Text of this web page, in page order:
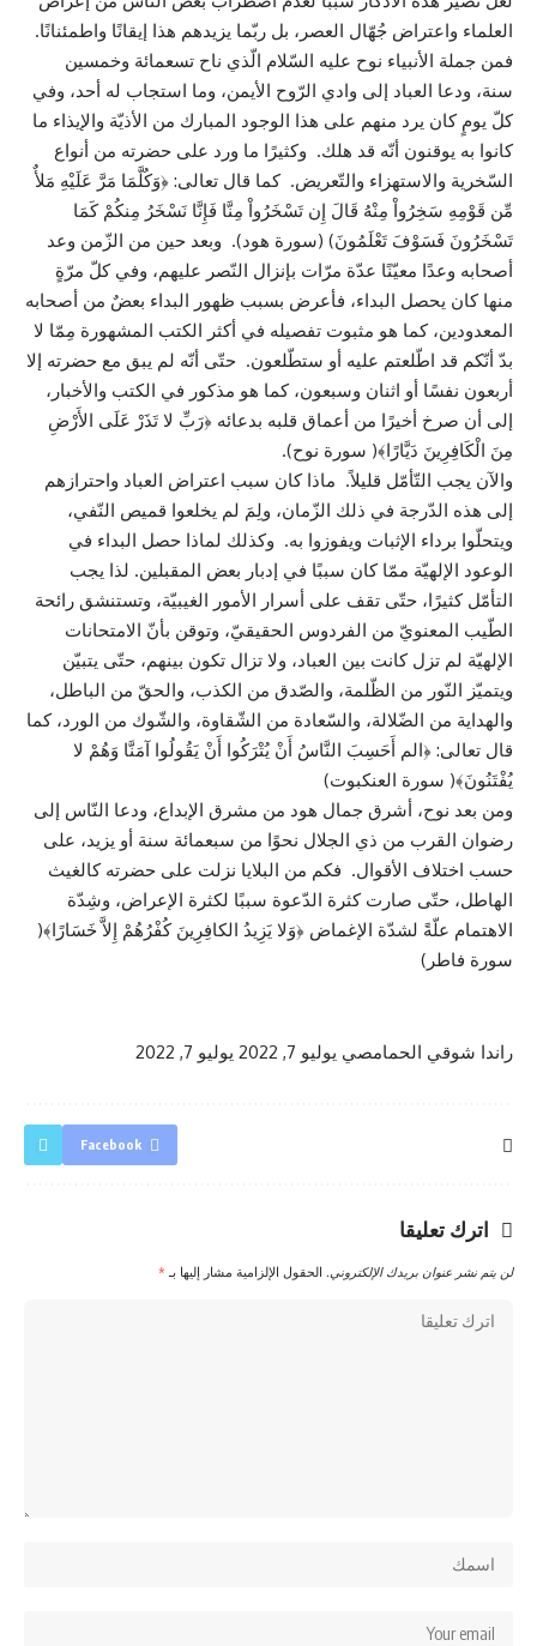
العلماء واعتراض جُهّال العصر، بل ربّما يزيدهم هذا إيقانًا واطمئنانًا.
فمن جملة الأنبياء نوح عليه السّلام الّذي ناح تسعمائة وخمسين
سنة، ودعا العباد إلى وادي الرّوح الأيمن، وما استجاب له أحد، وفي
كلّ يومٍ كان يرد منهم على هذا الوجود المبارك من الأذيّة والإيذاء ما
كانوا به يوقنون أنّه قد هلك. وكثيرًا ما ورد على حضرته من أنواع
السّخرية والاستهزاء والتّعريض. كما قال تعالى: ﴿وَكُلَّمَا مَرَّ عَلَيْهِ مَلأٌ
مِّن قَوْمِهِ سَخِرُواْ مِنْهُ قَالَ إِن تَسْخَرُواْ مِنَّا فَإِنَّا نَسْخَرُ مِنكُمْ كَمَا
تَسْخَرُونَ فَسَوْفَ تَعْلَمُونَ) (سورة هود). وبعد حين من الزّمن وعد
أصحابه وعدًا معيّنًا عدّة مرّات بإنزال النّصر عليهم، وفي كلّ مرّةٍ
منها كان يحصل البداء، فأعرض بسبب ظهور البداء بعضٌ من أصحابه
المعدودين، كما هو مثبوت تفصيله في أكثر الكتب المشهورة مِمّا لا
بدّ أنّكم قد اطّلعتم عليه أو ستطّلعون. حتّى أنّه لم يبق مع حضرته إلا
أربعون نفسًا أو اثنان وسبعون، كما هو مذكور في الكتب والأخبار،
إلى أن صرخ أخيرًا من أعماق قلبه بدعائه ﴿رَبِّ لا تَذَرْ عَلَى الأَرْضِ
مِنَ الْكَافِرِينَ دَيَّارًا﴾( سورة نوح).
والآن يجب التّأمّل قليلاً. ماذا كان سبب اعتراض العباد واحترازهم
إلى هذه الدّرجة في ذلك الزّمان، ولِمَ لم يخلعوا قميص النّفي،
ويتحلّوا برداء الإثبات ويفوزوا به. وكذلك لماذا حصل البداء في
الوعود الإلهيّة ممّا كان سببًا في إدبار بعض المقبلين. لذا يجب
التأمّل كثيرًا، حتّى تقف على أسرار الأمور الغيبيّة، وتستنشق رائحة
الطّيب المعنويّ من الفردوس الحقيقيّ، وتوقن بأنّ الامتحانات
الإلهيّة لم تزل كانت بين العباد، ولا تزال تكون بينهم، حتّى يتبيّن
ويتميّز النّور من الظّلمة، والصّدق من الكذب، والحقّ من الباطل،
والهداية من الضّلالة، والسّعادة من الشّقاوة، والشّوك من الورد، كما
قال تعالى: ﴿الم أَحَسِبَ النَّاسُ أَنْ يُتْرَكُوا أَنْ يَقُولُوا آمَنَّا وَهُمْ لا
يُفْتَنُونَ﴾( سورة العنكبوت)
ومن بعد نوح، أشرق جمال هود من مشرق الإبداع، ودعا النّاس إلى
رضوان القرب من ذي الجلال نحوًا من سبعمائة سنة أو يزيد، على
حسب اختلاف الأقوال. فكم من البلايا نزلت على حضرته كالغيث
الهاطل، حتّى صارت كثرة الدّعوة سببًا لكثرة الإعراض، وشِدّة
الاهتمام علّةً لشدّة الإغماض ﴿وَلا يَزِيدُ الكافِرِينَ كُفْرُهُمْ إِلاَّ خَسَارًا﴾(
سورة فاطر)
راندا شوقي الحمامصي يوليو 7, 2022 يوليو 7, 2022
Facebook
اترك تعليقا
لن يتم نشر عنوان بريدك الإلكتروني. الحقول الإلزامية مشار إليها بـ *